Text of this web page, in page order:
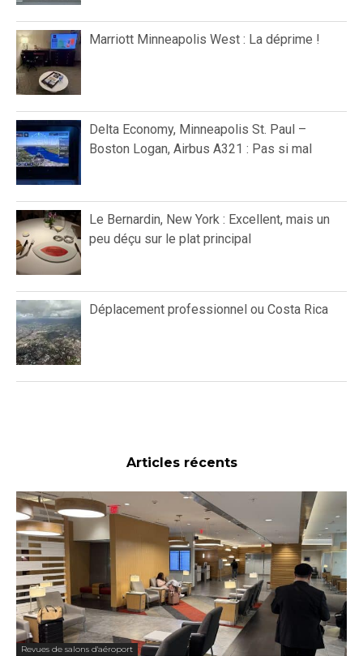
Marriott Minneapolis West : La déprime !
Delta Economy, Minneapolis St. Paul –
Boston Logan, Airbus A321 : Pas si mal
Le Bernardin, New York : Excellent, mais un
peu déçu sur le plat principal
Déplacement professionnel ou Costa Rica
Articles récents
Revues de salons d'aéroport